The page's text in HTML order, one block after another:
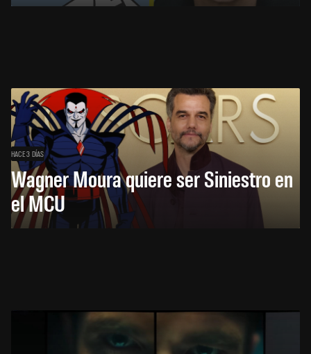
HACE 3 DÍAS
Wagner Moura quiere ser Siniestro en
el MCU